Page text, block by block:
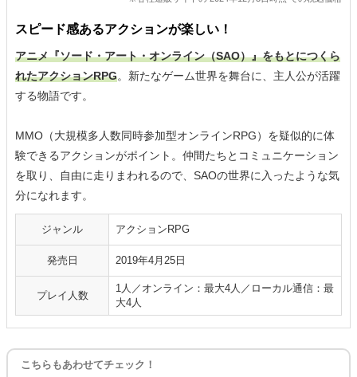
スピード感あるアクションが楽しい！
アニメ『ソード・アート・オンライン（SAO）』をもとにつくら
れたアクションRPG。新たなゲーム世界を舞台に、主人公が活躍
する物語です。
MMO（大規模多人数同時参加型オンラインRPG）を疑似的に体
験できるアクションがポイント。仲間たちとコミュニケーション
を取り、自由に走りまわれるので、SAOの世界に入ったような気
分になれます。
ジャンル アクションRPG
発売日 2019年4月25日
プレイ人数
1人／オンライン：最大4人／ローカル通信：最
大4人
こちらもあわせてチェック！